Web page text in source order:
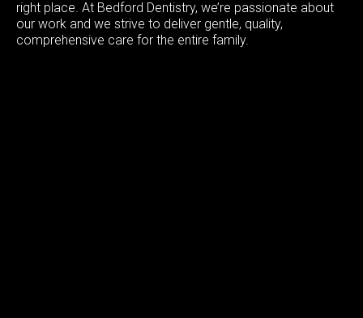
right place. At Bedford Dentistry, we’re passionate about
our work and we strive to deliver gentle, quality,
comprehensive care for the entire family.